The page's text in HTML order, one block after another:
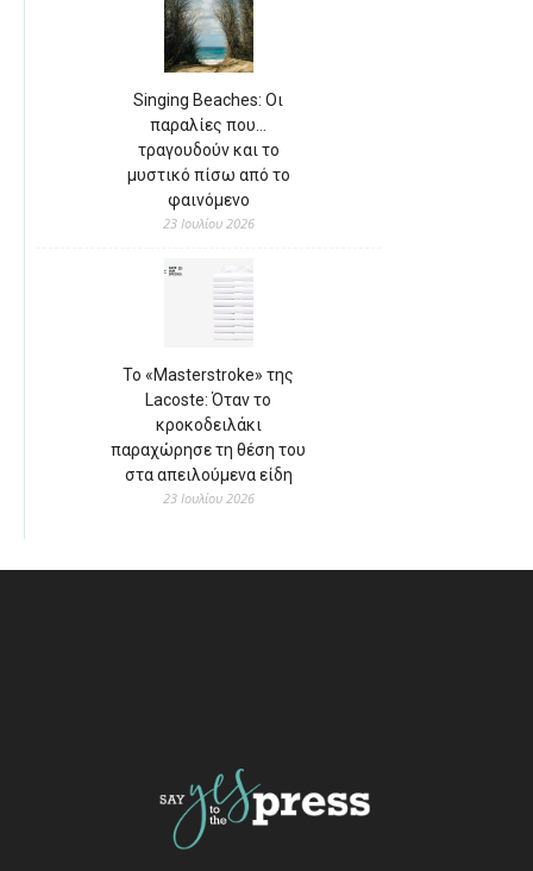
Singing Beaches: Οι
παραλίες που…
τραγουδούν και το
μυστικό πίσω από το
φαινόμενο
23 Ιουλίου 2026
Το «Masterstroke» της
Lacoste: Όταν το
κροκοδειλάκι
παραχώρησε τη θέση του
στα απειλούμενα είδη
23 Ιουλίου 2026